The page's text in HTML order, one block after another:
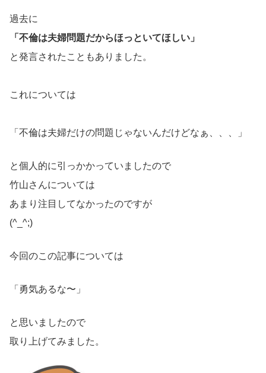
過去に
「不倫は夫婦問題だからほっといてほしい」
と発言されたこともありました。
これについては
「不倫は夫婦だけの問題じゃないんだけどなぁ、、、」
と個人的に引っかかっていましたので
竹山さんについては
あまり注目してなかったのですが
(^_^;)
今回のこの記事については
「勇気あるな〜」
と思いましたので
取り上げてみました。